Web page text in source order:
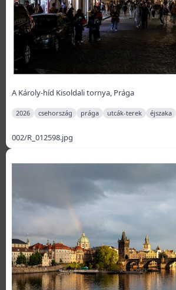
A Károly-híd Kisoldali tornya, Prága
2026 csehország prága utcák-terek éjszaka
002/R_012598.jpg